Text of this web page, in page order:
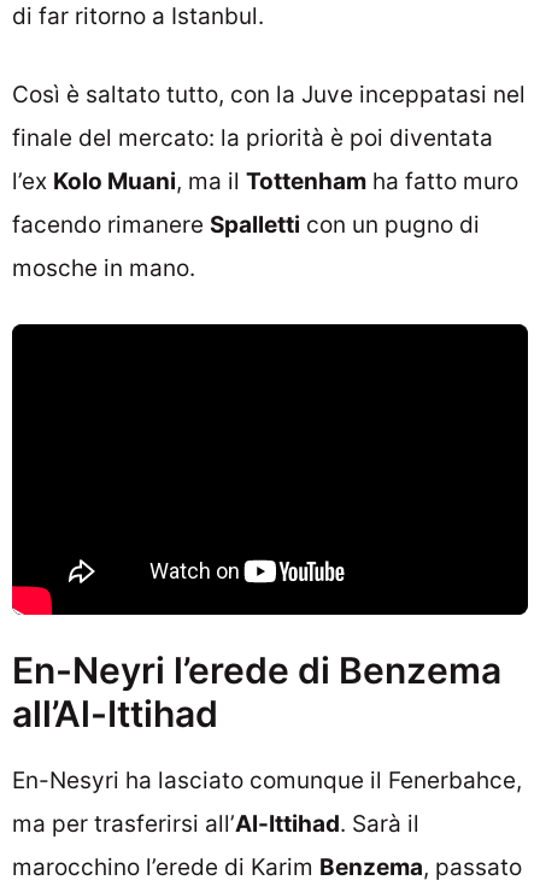
di far ritorno a Istanbul.
Così è saltato tutto, con la Juve inceppatasi nel
finale del mercato: la priorità è poi diventata
l’ex Kolo Muani, ma il Tottenham ha fatto muro
facendo rimanere Spalletti con un pugno di
mosche in mano.
En-Neyri l’erede di Benzema
all’Al-Ittihad
En-Nesyri ha lasciato comunque il Fenerbahce,
ma per trasferirsi all’Al-Ittihad. Sarà il
marocchino l’erede di Karim Benzema, passato